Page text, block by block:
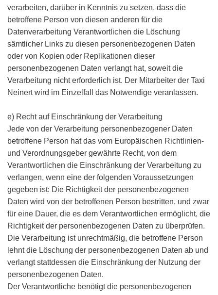
verarbeiten, darüber in Kenntnis zu setzen, dass die
betroffene Person von diesen anderen für die
Datenverarbeitung Verantwortlichen die Löschung
sämtlicher Links zu diesen personenbezogenen Daten
oder von Kopien oder Replikationen dieser
personenbezogenen Daten verlangt hat, soweit die
Verarbeitung nicht erforderlich ist. Der Mitarbeiter der Taxi
Neinert wird im Einzelfall das Notwendige veranlassen.
e) Recht auf Einschränkung der Verarbeitung
Jede von der Verarbeitung personenbezogener Daten
betroffene Person hat das vom Europäischen Richtlinien-
und Verordnungsgeber gewährte Recht, von dem
Verantwortlichen die Einschränkung der Verarbeitung zu
verlangen, wenn eine der folgenden Voraussetzungen
gegeben ist: Die Richtigkeit der personenbezogenen
Daten wird von der betroffenen Person bestritten, und zwar
für eine Dauer, die es dem Verantwortlichen ermöglicht, die
Richtigkeit der personenbezogenen Daten zu überprüfen.
Die Verarbeitung ist unrechtmäßig, die betroffene Person
lehnt die Löschung der personenbezogenen Daten ab und
verlangt stattdessen die Einschränkung der Nutzung der
personenbezogenen Daten.
Der Verantwortliche benötigt die personenbezogenen